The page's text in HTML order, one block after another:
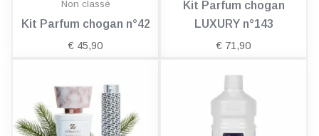
Non classé
Kit Parfum chogan n°42
€ 45,90
Kit Parfum chogan
LUXURY n°143
€ 71,90